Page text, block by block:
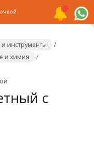
инструменты
/
и химия
/
с